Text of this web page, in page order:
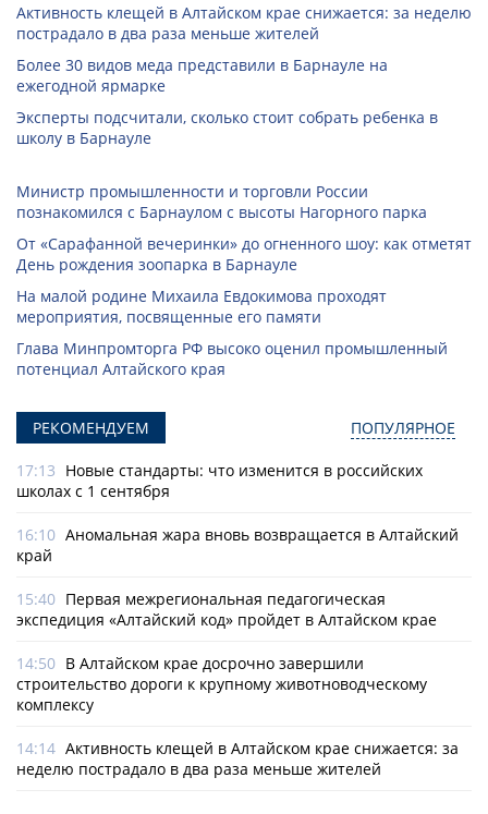
Активность клещей в Алтайском крае снижается: за неделю
пострадало в два раза меньше жителей
Более 30 видов меда представили в Барнауле на
ежегодной ярмарке
Эксперты подсчитали, сколько стоит собрать ребенка в
школу в Барнауле
Министр промышленности и торговли России
познакомился с Барнаулом с высоты Нагорного парка
От «Сарафанной вечеринки» до огненного шоу: как отметят
День рождения зоопарка в Барнауле
На малой родине Михаила Евдокимова проходят
мероприятия, посвященные его памяти
Глава Минпромторга РФ высоко оценил промышленный
потенциал Алтайского края
РЕКОМЕНДУЕМ ПОПУЛЯРНОЕ
17:13 Новые стандарты: что изменится в российских
школах с 1 сентября
16:10 Аномальная жара вновь возвращается в Алтайский
край
15:40 Первая межрегиональная педагогическая
экспедиция «Алтайский код» пройдет в Алтайском крае
14:50 В Алтайском крае досрочно завершили
строительство дороги к крупному животноводческому
комплексу
14:14 Активность клещей в Алтайском крае снижается: за
неделю пострадало в два раза меньше жителей